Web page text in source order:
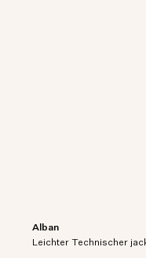
Alban
Leichter Technischer
Leichtgewichtige Jacke
wasserdichtem und